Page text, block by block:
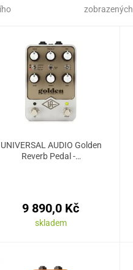
zobrazených
UNIVERSAL AUDIO Golden
Reverb Pedal -…
9 890,0 Kč
skladem